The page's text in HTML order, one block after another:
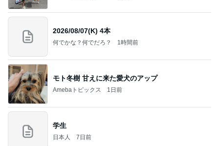
2026/08/07(K) 4本
何でかな？何でだろ？ 1時間前
モト冬樹 甘えに来た愛犬のアップ
Amebaトピックス 1日前
学生
日本人 7日前